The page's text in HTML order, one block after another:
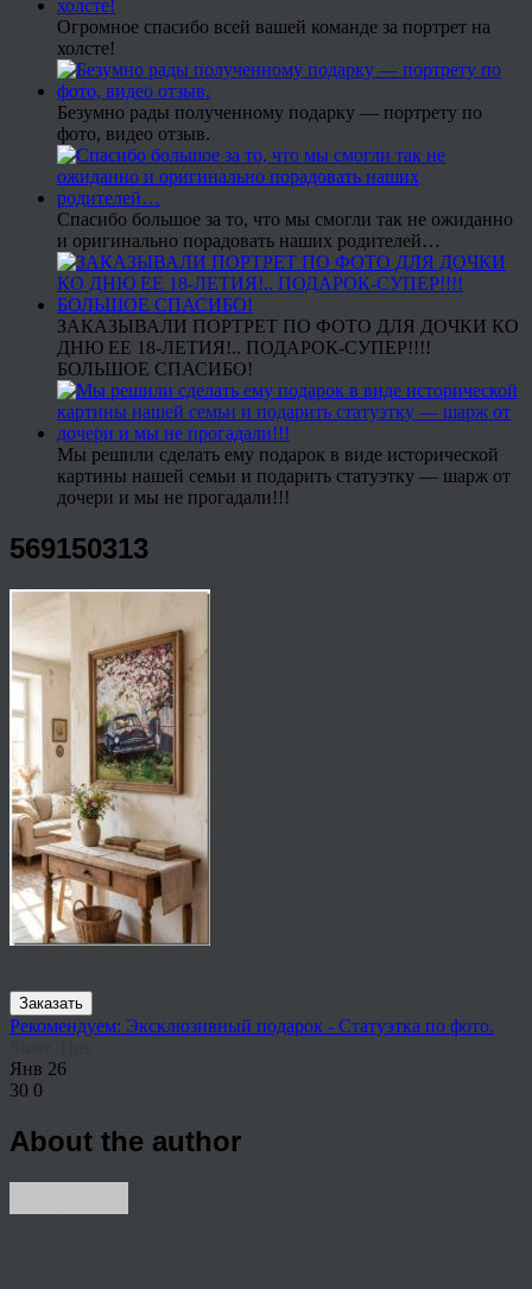
Огромное спасибо всей вашей команде за портрет на
холсте!
Безумно рады полученному подарку — портрету по
фото, видео отзыв.
Спасибо большое за то, что мы смогли так не ожиданно
и оригинально порадовать наших родителей…
ЗАКАЗЫВАЛИ ПОРТРЕТ ПО ФОТО ДЛЯ ДОЧКИ КО
ДНЮ ЕЕ 18-ЛЕТИЯ!.. ПОДАРОК-СУПЕР!!!!
БОЛЬШОЕ СПАСИБО!
Мы решили сделать ему подарок в виде исторической
картины нашей семьи и подарить статуэтку — шарж от
дочери и мы не прогадали!!!
569150313
Заказать
Рекомендуем: Эксклюзивный подарок - Статуэтка по фото.
Янв 26
30 0
About the author